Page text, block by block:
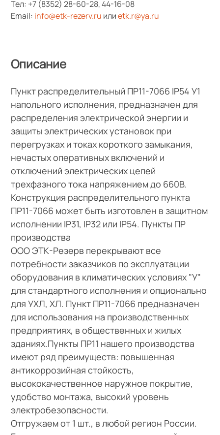
Тел: +7 (8352) 28-60-28,44-16-08
Email: info@etk-rezerv.ru илиetk.r@ya.ru
Описание
Пункт распределительный ПР11-7066 IP54 У1
напольного исполнения, предназначен для
распределения электрической энергии и
защиты электрических установок при
перегрузках и токах короткого замыкания,
нечастых оперативных включений и
отключений электрических цепей
трехфазного тока напряжением до 660В.
Конструкция распределительного пункта
ПР11-7066 может быть изготовлен в защитном
исполнении IP31, IP32 или IP54. Пункты ПР
производства
ООО ЭТК-Резерв перекрывают все
потребности заказчиков по эксплуатации
оборудования в климатических условиях "У"
для стандартного исполнения и опционально
для УХЛ, ХЛ. Пункт ПР11-7066 предназначен
для использования на производственных
предприятиях, в общественных и жилых
зданиях.Пункты ПР11 нашего производства
имеют ряд преимуществ: повышенная
антикоррозийная стойкость,
высококачественное наружное покрытие,
удобство монтажа, высокий уровень
электробезопасности.
Отгружаем от 1 шт., в любой регион России.